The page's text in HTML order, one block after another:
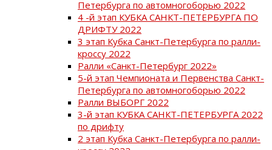
Петербурга по автомногоборью 2022
4 -й этап КУБКА САНКТ-ПЕТЕРБУРГА ПО
ДРИФТУ 2022
3 этап Кубка Санкт-Петербурга по ралли-
кроссу 2022
Ралли «Санкт-Петербург 2022»
5-й этап Чемпионата и Первенства Санкт-
Петербурга по автомногоборью 2022
Ралли ВЫБОРГ 2022
3-й этап КУБКА САНКТ-ПЕТЕРБУРГА 2022
по дрифту
2 этап Кубка Санкт-Петербурга по ралли-